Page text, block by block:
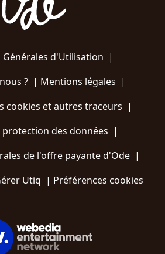
d'Utilisation |
?| Mentions légales |
cookies et autres traceurs |
des données |
de l'offre payante d'Ode |
Utiq | Préférences cookies